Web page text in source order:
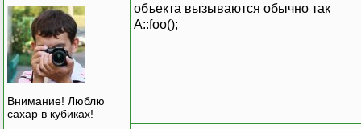
Внимание! Люблю
сахар в кубиках!
объекта вызываются обычно так
A::foo();